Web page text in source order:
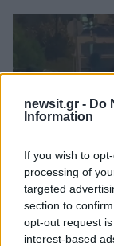
newsit.gr - Do
Information
If you wish to
processing of
targeted
section to
opt-out request
interest-based
Στη ΓΑΔΑ η
συμμετοχή
της Μαρφίν -
απευθείας